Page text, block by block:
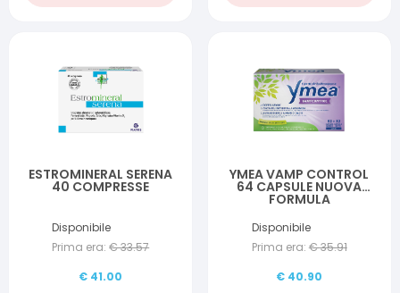
ESTROMINERAL SERENA
40 COMPRESSE
Disponibile
Prima era: €33.57
€ 41.00
YMEA VAMP CONTROL
64 CAPSULE NUOVA
FORMULA
Disponibile
Prima era: €35.91
€ 40.90